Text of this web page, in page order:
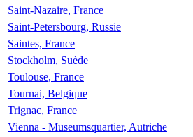
Saint-Nazaire, France
Saint-Petersbourg, Russie
Saintes, France
Stockholm, Suède
Toulouse, France
Tournai, Belgique
Trignac, France
Vienna - Museumsquartier, Autriche